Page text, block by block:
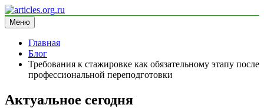
Перейти
к
содержимому
articles.org.ru
информационный сайт
Меню
Главная
Блог
Требования к стажировке как обязательному этапу после
профессиональной переподготовки
Актуальное сегодня